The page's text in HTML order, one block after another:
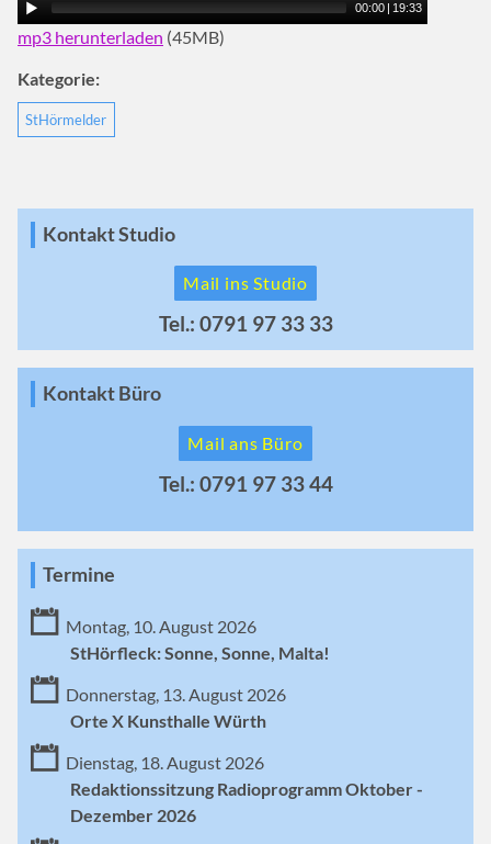
00:00 19:33
mp3 herunterladen (45MB)
Kategorie:
StHörmelder
Kontakt Studio
Mail ins Studio
Tel.: 0791 97 33 33
Kontakt Büro
Mail ans Büro
Tel.: 0791 97 33 44
Termine
Montag, 10. August 2026
StHörfleck: Sonne, Sonne, Malta!
Donnerstag, 13. August 2026
Orte X Kunsthalle Würth
Dienstag, 18. August 2026
Redaktionssitzung Radioprogramm Oktober -
Dezember 2026